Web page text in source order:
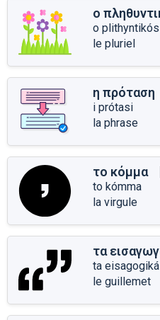
ο
o plithyntikós
le pluriel
η πρόταση
i prótasi
la phrase
το κόμμα
to kómma
la virgule
τα
ta eisagogiká
le guillemet